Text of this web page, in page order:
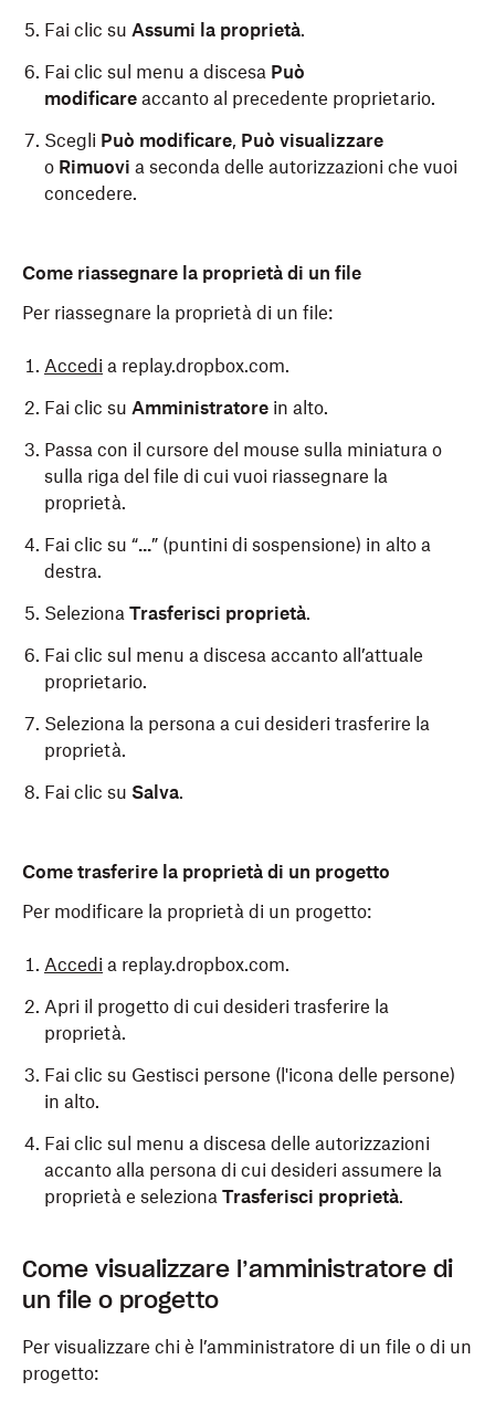
Fai clic su Assumi la proprietà.
Fai clic sul menu a discesa Può
modificare accanto al precedente proprietario.
Scegli Può modificare, Può visualizzare
o Rimuovi a seconda delle autorizzazioni che vuoi
concedere.
Come riassegnare la proprietà di un file
Per riassegnare la proprietà di un file:
Accedi a replay.dropbox.com.
Fai clic su Amministratore in alto.
Passa con il cursore del mouse sulla miniatura o
sulla riga del file di cui vuoi riassegnare la
proprietà.
Fai clic su “...” (puntini di sospensione) in alto a
destra.
Seleziona Trasferisci proprietà.
Fai clic sul menu a discesa accanto all’attuale
proprietario.
Seleziona la persona a cui desideri trasferire la
proprietà.
Fai clic su Salva.
Come trasferire la proprietà di un progetto
Per modificare la proprietà di un progetto:
Accedi a replay.dropbox.com.
Apri il progetto di cui desideri trasferire la
proprietà.
Fai clic su Gestisci persone (l'icona delle persone)
in alto.
Fai clic sul menu a discesa delle autorizzazioni
accanto alla persona di cui desideri assumere la
proprietà e seleziona Trasferisci proprietà.
Come visualizzare l’amministratore di
un file o progetto
Per visualizzare chi è l’amministratore di un file o di un
progetto: